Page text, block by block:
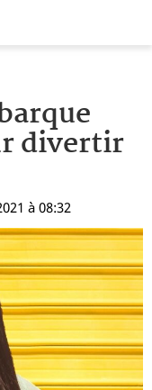
divertir
à 08:32